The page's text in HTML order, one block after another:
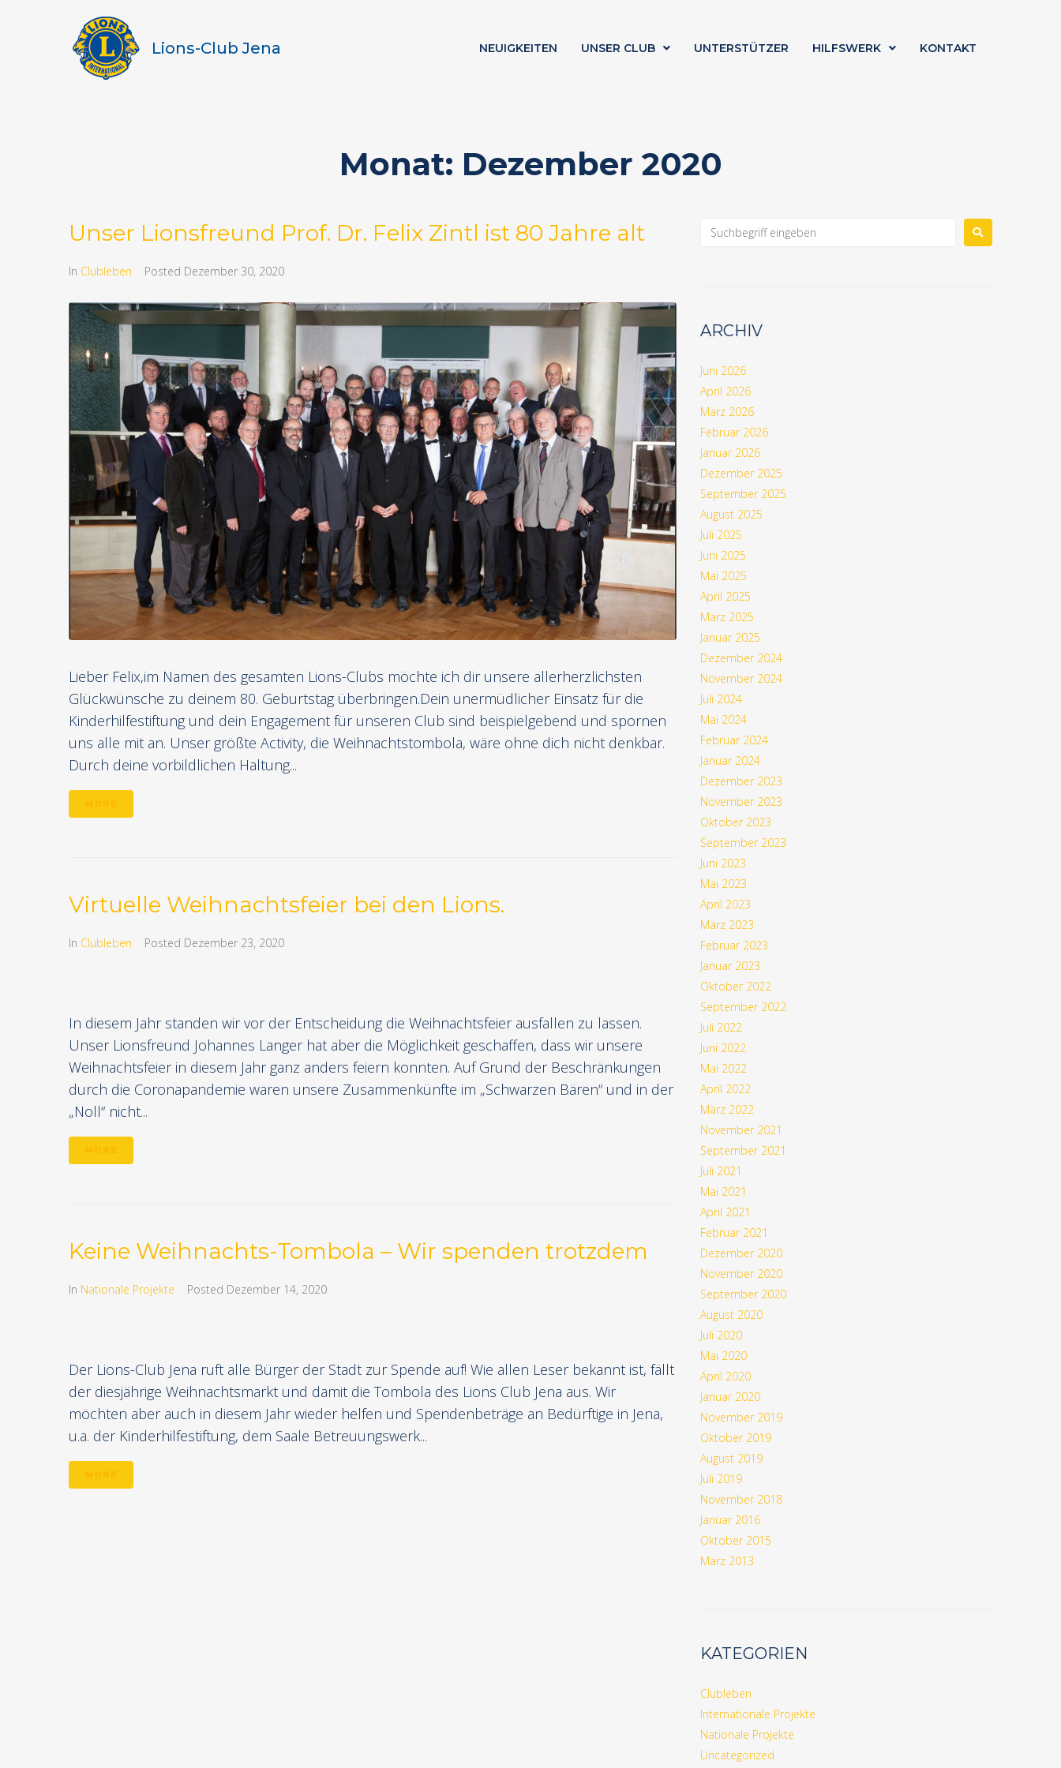
Lions-Club Jena NEUIGKEITEN UNSER CLUB UNTERSTÜTZER HILFSWERK KONTAKT
Monat: Dezember 2020
Unser Lionsfreund Prof. Dr. Felix Zintl ist 80 Jahre alt
In Clubleben Posted Dezember 30, 2020
Lieber Felix,im Namen des gesamten Lions-Clubs möchte ich dir unsere allerherzlichsten
Glückwünsche zu deinem 80. Geburtstag überbringen.Dein unermüdlicher Einsatz für die
Kinderhilfestiftung und dein Engagement für unseren Club sind beispielgebend und spornen
uns alle mit an. Unser größte Activity, die Weihnachtstombola, wäre ohne dich nicht denkbar.
Durch deine vorbildlichen Haltung...
Virtuelle Weihnachtsfeier bei den Lions.
In Clubleben Posted Dezember 23, 2020
In diesem Jahr standen wir vor der Entscheidung die Weihnachtsfeier ausfallen zu lassen.
Unser Lionsfreund Johannes Langer hat aber die Möglichkeit geschaffen, dass wir unsere
Weihnachtsfeier in diesem Jahr ganz anders feiern konnten. Auf Grund der Beschränkungen
durch die Coronapandemie waren unsere Zusammenkünfte im „Schwarzen Bären“ und in der
„Noll“ nicht...
Keine Weihnachts-Tombola – Wir spenden trotzdem
In Nationale Projekte Posted Dezember 14, 2020
Der Lions-Club Jena ruft alle Bürger der Stadt zur Spende auf! Wie allen Leser bekannt ist, fällt
der diesjährige Weihnachtsmarkt und damit die Tombola des Lions Club Jena aus. Wir
möchten aber auch in diesem Jahr wieder helfen und Spendenbeträge an Bedürftige in Jena,
u.a. der Kinderhilfestiftung, dem Saale Betreuungswerk...
ARCHIV
Juni 2026
April 2026
März 2026
Februar 2026
Januar 2026
Dezember 2025
September 2025
August 2025
Juli 2025
Juni 2025
Mai 2025
April 2025
März 2025
Januar 2025
Dezember 2024
November 2024
Juli 2024
Mai 2024
Februar 2024
Januar 2024
Dezember 2023
November 2023
Oktober 2023
September 2023
Juni 2023
Mai 2023
April 2023
März 2023
Februar 2023
Januar 2023
Oktober 2022
September 2022
Juli 2022
Juni 2022
Mai 2022
April 2022
März 2022
November 2021
September 2021
Juli 2021
Mai 2021
April 2021
Februar 2021
Dezember 2020
November 2020
September 2020
August 2020
Juli 2020
Mai 2020
April 2020
Januar 2020
November 2019
Oktober 2019
August 2019
Juli 2019
November 2018
Januar 2016
Oktober 2015
März 2013
KATEGORIEN
Clubleben
Internationale Projekte
Nationale Projekte
Uncategorized